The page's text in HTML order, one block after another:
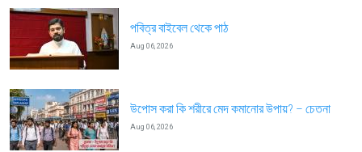
পবিত্র বাইবেল থেকে পাঠ
Aug 06, 2026
উপোস করা কি শরীরে মেদ কমানোর উপায়? – চেতনা
Aug 06, 2026